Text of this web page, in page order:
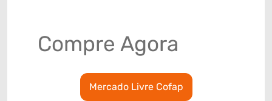
Compre Agora
Mercado Livre Cofap